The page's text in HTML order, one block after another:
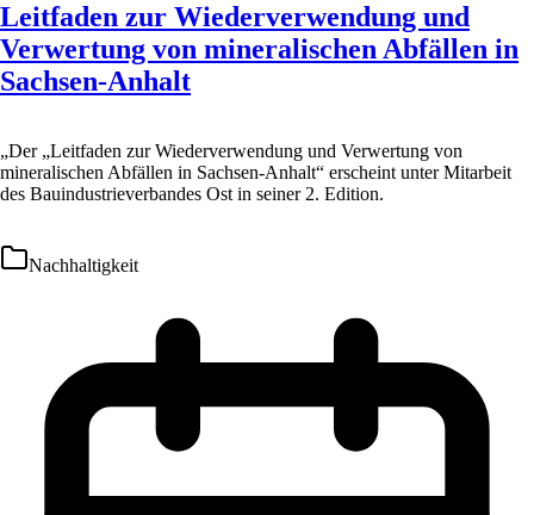
Leitfaden zur Wiederverwendung und
Verwertung von mineralischen Abfällen in
Sachsen-Anhalt
„Der „Leitfaden zur Wiederverwendung und Verwertung von
mineralischen Abfällen in Sachsen-Anhalt“ erscheint unter Mitarbeit
des Bauindustrieverbandes Ost in seiner 2. Edition.
Nachhaltigkeit